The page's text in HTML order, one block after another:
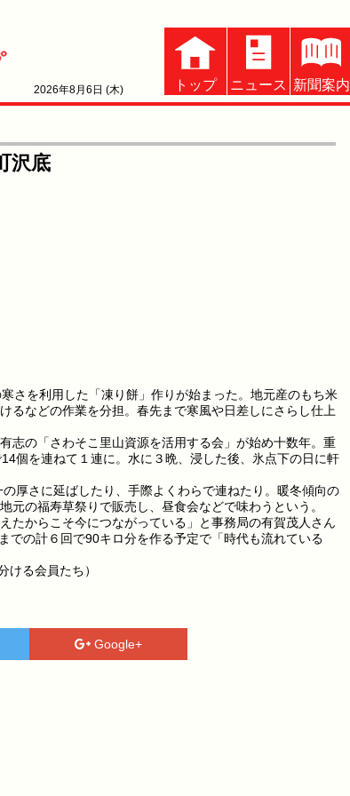
2026年8月6日 (木) トップ ニュース 新聞案内
沢底
さを利用した「凍り餅」作りが始まった。地元産のもち米
るなどの作業を分担。春先まで寒風や日差しにさらし仕上
志の「さわそこ里山資源を活用する会」が始め十数年。重
個を連ねて１連に。水に３晩、浸した後、氷点下の日に軒
厚さに延ばしたり、手際よくわらで連ねたり。暖冬傾向の
の福寿草祭りで販売し、昼食会などで味わうという。
たからこそ今につながっている」と事務局の有賀茂人さん
での計６回で90キロ分を作る予定で「時代も流れている
ける会員たち）
Google+